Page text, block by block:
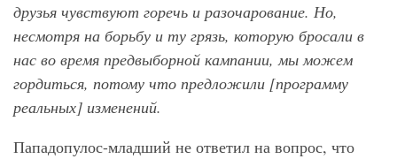
друзья чувствуют горечь и разочарование. Но,
несмотря на борьбу и ту грязь, которую бросали в
нас во время предвыборной кампании, мы можем
гордиться, потому что предложили [программу
реальных] изменений.
Пападопулос-младший не ответил на вопрос, что